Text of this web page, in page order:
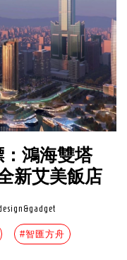
鴻海雙塔
新艾美飯店
#智匯方舟